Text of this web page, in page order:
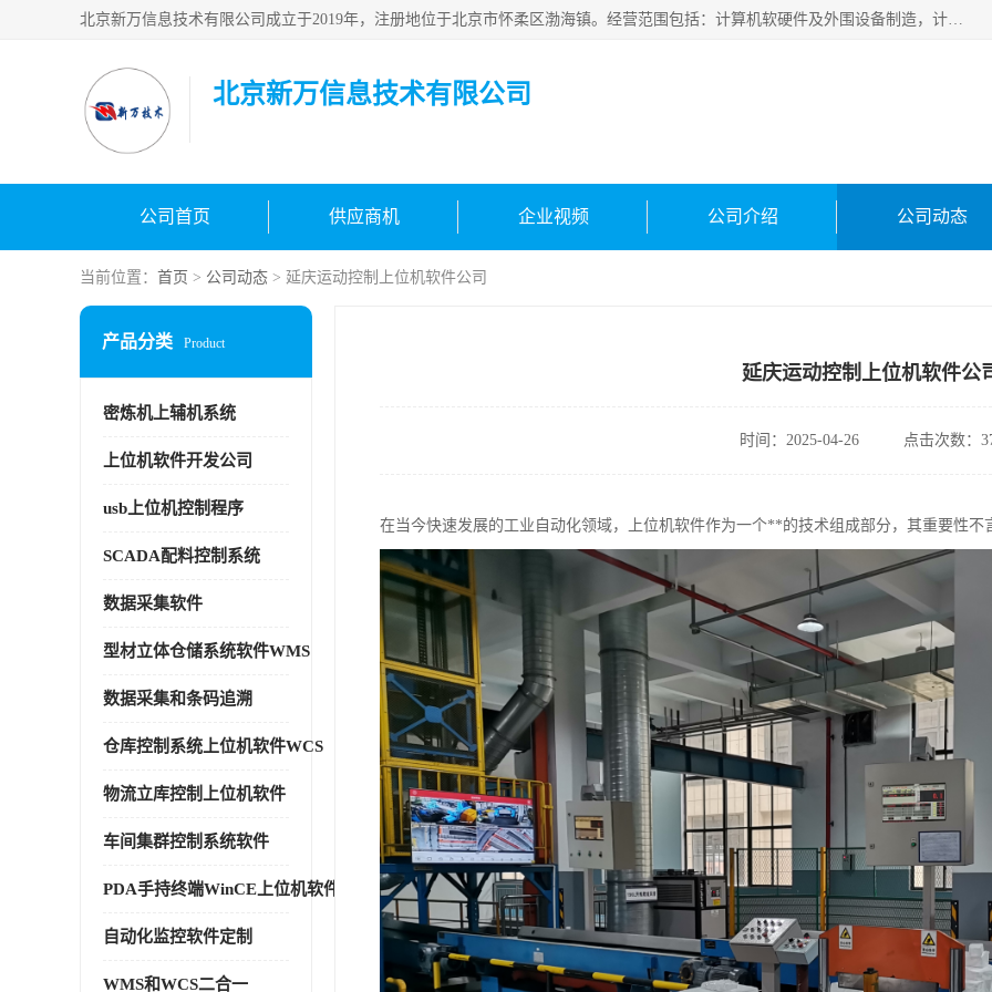
北京新万信息技术有限公司成立于2019年，注册地位于北京市怀柔区渤海镇。经营范围包括：计算机软硬件及外围设备制造，计算器设备制造，信息系统集成服务，网络与信息安全软件开发，计算机软硬件及辅助设备零售，计算机系统服务，仪器仪表、电力电子元器件、电子专用设备销售，电子专用设备制造，工业机器人销售，工业机器人制造，工业机器人安装、维修，智能机器人销售，软件开发、销售，电子元器件制造、零售、批发。
北京新万信息技术有限公司
公司首页 供应商机 企业视频 公司介绍 公司动态
当前位置： 首页 > 公司动态 > 延庆运动控制上位机软件公司
产品分类 Product
密炼机上辅机系统
上位机软件开发公司
usb上位机控制程序
SCADA配料控制系统
数据采集软件
型材立体仓储系统软件WMS
数据采集和条码追溯
仓库控制系统上位机软件WCS
物流立库控制上位机软件
车间集群控制系统软件
PDA手持终端WinCE上位机软件
自动化监控软件定制
WMS和WCS二合一
延庆运动控制上位机软件公
时间：2025-04-26 点击次数：
在当今快速发展的工业自动化领域，上位机软件作为一个**的技术组成部分，其重要性不